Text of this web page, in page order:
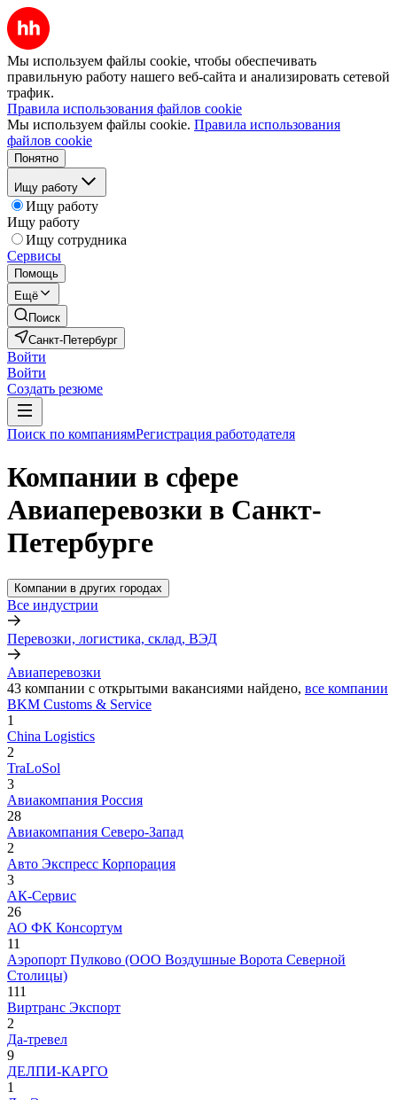
Мы используем файлы cookie, чтобы обеспечивать
правильную работу нашего веб-сайта и анализировать сетевой
трафик.
Правила использования файлов cookie
Мы используем файлы cookie. Правила использования
файлов cookie
Понятно
Ищу работу
Ищу работу
Ищу работу
Ищу сотрудника
Сервисы
Помощь
Ещё
Поиск
Санкт-Петербург
Войти
Войти
Создать резюме
Поиск по компаниямРегистрация работодателя
Компании в сфере
Авиаперевозки в Санкт-
Петербурге
Компании в других городах
Все индустрии
Перевозки, логистика, склад, ВЭД
Авиаперевозки
43 компании с открытыми вакансиями найдено, все компании
BKM Customs & Service
1
China Logistics
2
TraLoSol
3
Авиакомпания Россия
28
Авиакомпания Северо-Запад
2
Авто Экспресс Корпорация
3
АК-Сервис
26
АО ФК Консортум
11
Аэропорт Пулково (ООО Воздушные Ворота Северной
Столицы)
111
Виртранс Экспорт
2
Да-тревел
9
ДЕЛПИ-КАРГО
1